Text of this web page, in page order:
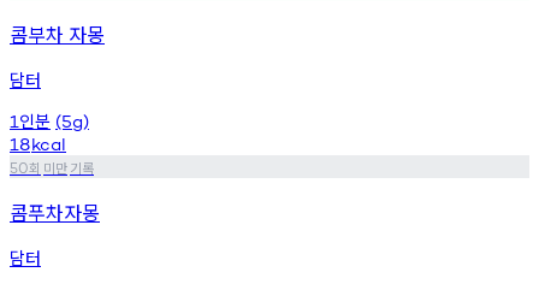
콤부차 자몽
담터
1 인분 (5g)
18kcal
50회 미만기록
콤푸차자몽
담터